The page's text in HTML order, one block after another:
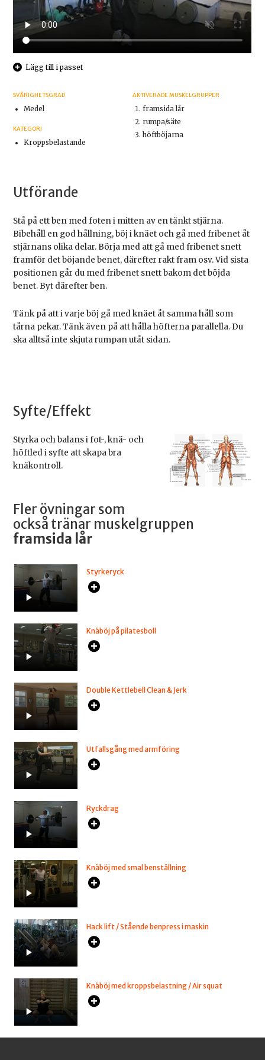
Lägg till i passet
SVÅRIGHETSGRAD
Medel
KATEGORI
Kroppsbelastande
AKTIVERADE MUSKELGRUPPER
framsida lår
rumpa/säte
höftböjarna
Utförande
Stå på ett ben med foten i mitten av en tänkt stjärna.
Bibehåll en god hållning, böj i knäet och gå med fribenet åt
stjärnans olika delar. Börja med att gå med fribenet snett
framför det böjande benet, därefter rakt fram osv. Vid sista
positionen går du med fribenet snett bakom det böjda
benet. Byt därefter ben.
Tänk på att i varje böj gå med knäet åt samma håll som
tårna pekar. Tänk även på att hålla höfterna parallella. Du
ska alltså inte skjuta rumpan utåt sidan.
Syfte/Effekt
Styrka och balans i fot-, knä- och
höftled i syfte att skapa bra
knäkontroll.
Fler övningar som
också tränar muskelgruppen
framsida lår
Styrkeryck
Knäböj på pilatesboll
Double Kettlebell Clean & Jerk
Utfallsgång med armföring
Ryckdrag
Knäböj med smal benställning
Hack lift / Stående benpress i maskin
Knäböj med kroppsbelastning / Air squat